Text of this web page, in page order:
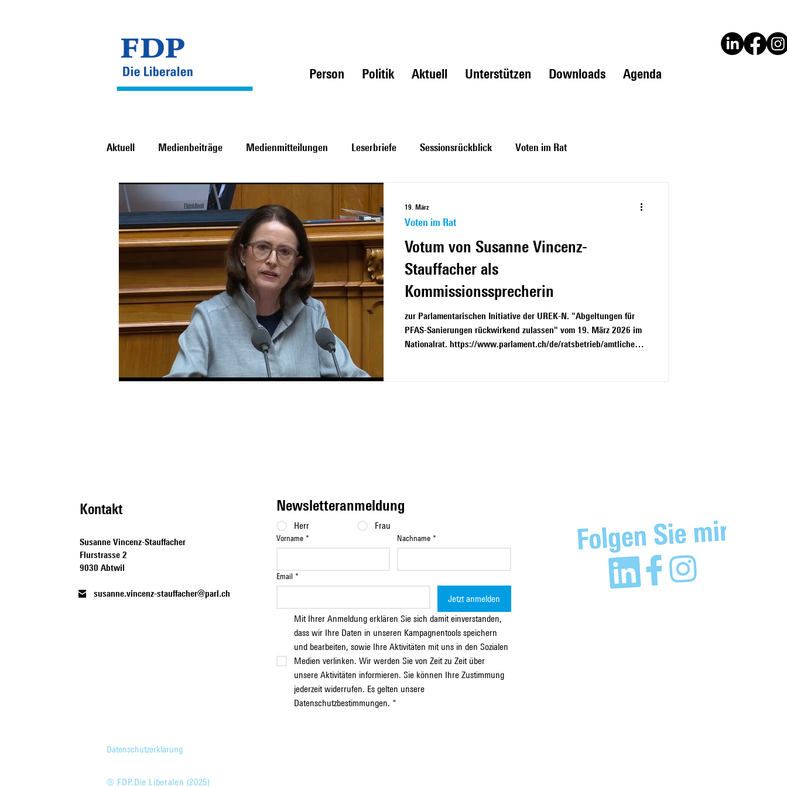
Person Politik Aktuell Unterstützen Downloads Agenda
Aktuell Medienbeiträge Medienmitteilungen Leserbriefe Sessionsrückblick Voten im Rat
Auftritte und Events
Votum von Susanne Vincenz-
Stauffacher als
Kommissionssprecherin
zur Parlamentarischen Initiative der UREK-N. "Abgeltungen für
PFAS-Sanierungen rückwirkend zulassen" vom 19. März 2026 im
Nationalrat. https://www.parlament.ch/de/ratsbetrieb/amtliches-
Voten im Rat
19. März
Kontakt
Susanne Vincenz-Stauffacher
Flurstrasse 2
9030 Abtwil
susanne.vincenz-stauffacher@parl.ch
Newsletteranmeldung
Herr Frau
Vorname * Nachname *
Email *
Jetzt anmelden
Mit Ihrer Anmeldung erklären Sie sich damit einverstanden,
dass wir Ihre Daten in unseren Kampagnentools speichern
und bearbeiten, sowie Ihre Aktivitäten mit uns in den Sozialen
Medien verlinken. Wir werden Sie von Zeit zu Zeit über
unsere Aktivitäten informieren. Sie können Ihre Zustimmung
jederzeit widerrufen. Es gelten unsere
Datenschutzbestimmungen. *
Datenschutzerklärung
© FDP.Die Liberalen (2025)